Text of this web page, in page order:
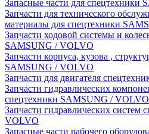
Запасные части для спецтехники
Запчасти для технического
материалы для спецтехники
Запчасти ходовой системы и
SAMSUNG / VOLVO
Запчасти корпуса, кузова ,
SAMSUNG / VOLVO
Запчасти для двигателя
Запчасти гидравлических
спецтехники SAMSUNG / VOLVO
Запчасти гидравлических систем
VOLVO
Запасные части рабочего